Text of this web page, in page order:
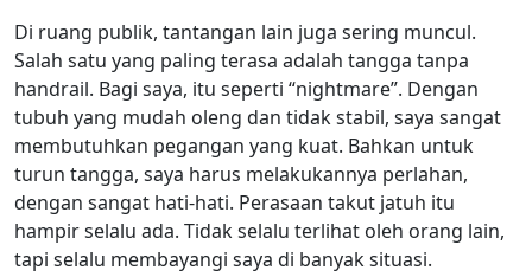
Di ruang publik, tantangan lain juga sering muncul.
Salah satu yang paling terasa adalah tangga tanpa
handrail. Bagi saya, itu seperti “nightmare”. Dengan
tubuh yang mudah oleng dan tidak stabil, saya sangat
membutuhkan pegangan yang kuat. Bahkan untuk
turun tangga, saya harus melakukannya perlahan,
dengan sangat hati-hati. Perasaan takut jatuh itu
hampir selalu ada. Tidak selalu terlihat oleh orang lain,
tapi selalu membayangi saya di banyak situasi.